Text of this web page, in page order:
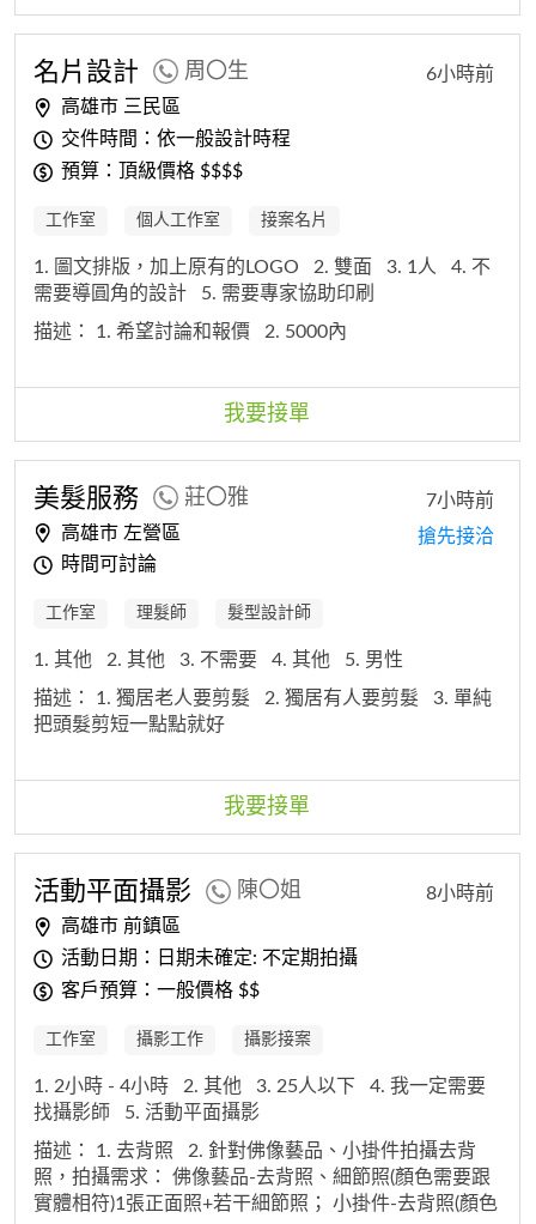
名片設計 周〇生
高雄市 三民區
交件時間：依一般設計時程
預算：頂級價格 $$$$
6小時前
工作室 個人工作室 接案名片
1. 圖文排版，加上原有的LOGO 2. 雙面 3. 1人
4. 不
需要導圓角的設計
5. 需要專家協助印刷
描述： 1. 希望討論和報價 2. 5000內
我要接單
美髮服務 莊〇雅
高雄市 左營區
時間可討論
7小時前
搶先接洽
工作室 理髮師 髮型設計師
1. 其他 2. 其他 3. 不需要 4. 其他
5. 男性
描述： 1. 獨居老人要剪髮 2. 獨居有人要剪髮
3. 單純
把頭髮剪短一點點就好
我要接單
活動平面攝影 陳〇姐
高雄市 前鎮區
活動日期：日期未確定: 不定期拍攝
客戶預算：一般價格 $$
8小時前
工作室 攝影工作 攝影接案
1. 2小時 - 4小時 2. 其他 3. 25人以下
4. 我一定需要
找攝影師
5. 活動平面攝影
描述： 1. 去背照
2. 針對佛像藝品、小掛件拍攝去背
照，拍攝需求： 佛像藝品-去背照、細節照(顏色需要跟
實體相符)1張正面照+若干細節照； 小掛件-去背照(顏色